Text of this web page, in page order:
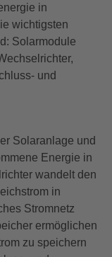
in
wichtigsten
Solarmodule
und
Solaranlage und
Energie in
wandelt den
in
Stromnetz
ermöglichen
zu speichern